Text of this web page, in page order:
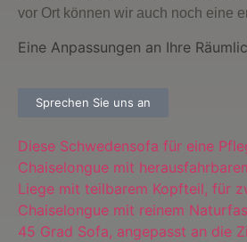
vor Ort können wir auch noch eine
Eine Anpassungen an Ihre
Sprechen Sie uns an
Diese Schwedensofa für eine
Chaiselongue mit
Liege mit teilbarem Kopfteil, für
Chaiselongue mit reinem
45 Grad Sofa, angepasst an die